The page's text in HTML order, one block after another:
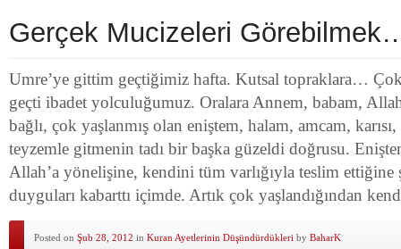
Gerçek Mucizeleri
Umre’ye gittim geçtiğimiz hafta. Kutsal topraklara…
geçti ibadet yolculuğumuz. Oralara Annem, babam,
bağlı, çok yaşlanmış olan eniştem, halam, amcam,
teyzemle gitmenin tadı bir başka güzeldi doğrusu.
Allah’a yönelişine, kendini tüm varlığıyla teslim ettiğine
duyguları kabarttı içimde. Artık çok yaşlandığından
Posted on Şub 28, 2012 in Kuran Ayetlerinin Düşündürdükleri by BaharK